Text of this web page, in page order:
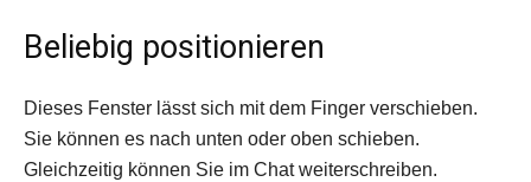
Beliebig positionieren
Dieses Fenster lässt sich mit dem Finger verschieben.
Sie können es nach unten oder oben schieben.
Gleichzeitig können Sie im Chat weiterschreiben.